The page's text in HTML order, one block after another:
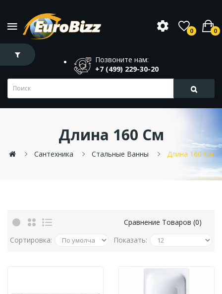
0 0
Позвоните нам:
+7 (499) 229-30-20
Длина 160 См
Сантехника Стальные Ванны Длина 160 См
Сравнение Товаров (0)
Сортировка:
Показать: